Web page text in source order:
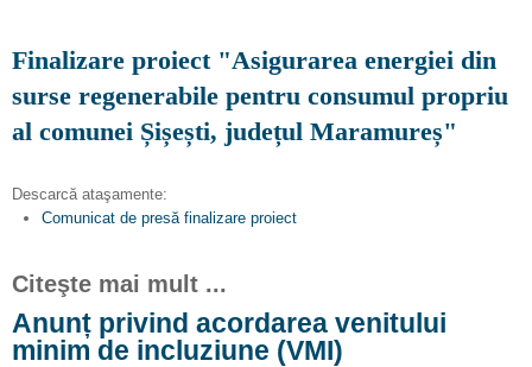
Finalizare proiect "Asigurarea energiei din
surse regenerabile pentru consumul propriu
al comunei Șișești, județul Maramureș"
Descarcă ataşamente:
Comunicat de presă finalizare proiect
Citeşte mai mult ...
Anunț privind acordarea venitului
minim de incluziune (VMI)